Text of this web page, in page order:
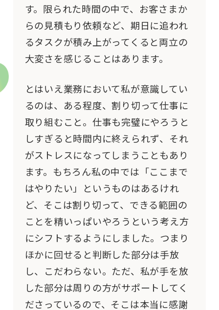
す。限られた時間の中で、お客さまか
らの見積もり依頼など、期日に追われ
るタスクが積み上がってくると両立の
大変さを感じることはあります。
とはいえ業務において私が意識してい
るのは、ある程度、割り切って仕事に
取り組むこと。仕事も完璧にやろうと
しすぎると時間内に終えられず、それ
がストレスになってしまうこともあり
ます。もちろん私の中では「ここまで
はやりたい」というものはあるけれ
ど、そこは割り切って、できる範囲の
ことを精いっぱいやろうという考え方
にシフトするようにしました。つまり
ほかに回せると判断した部分は手放
し、こだわらない。ただ、私が手を放
した部分は周りの方がサポートしてく
ださっているので、そこは本当に感謝